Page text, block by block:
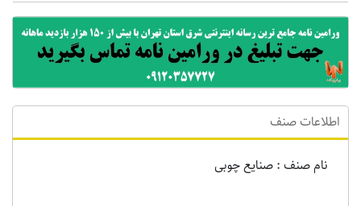
اطلاعات صنف
نام صنف : صنایع چوبی